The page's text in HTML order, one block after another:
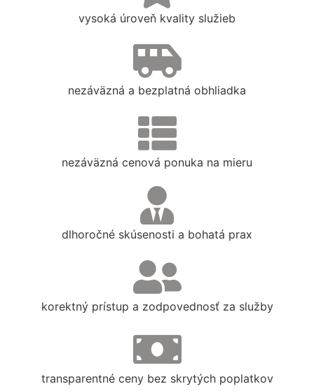
vysoká úroveň kvality služieb
nezáväzná a bezplatná obhliadka
nezáväzná cenová ponuka na mieru
dlhoročné skúsenosti a bohatá prax
korektný prístup a zodpovednosť za služby
transparentné ceny bez skrytých poplatkov